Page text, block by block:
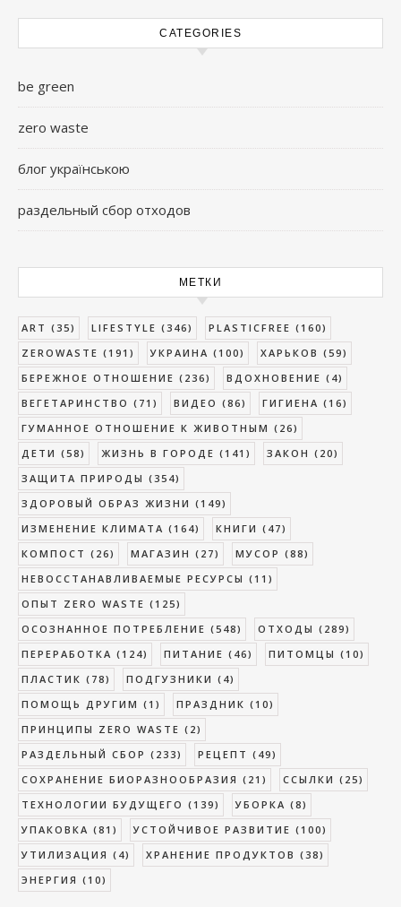
CATEGORIES
be green
zero waste
блог українською
раздельный сбор отходов
МЕТКИ
ART (35) LIFESTYLE (346) PLASTICFREE (160)
ZEROWASTE (191) УКРАИНА (100) ХАРЬКОВ (59)
БЕРЕЖНОЕ ОТНОШЕНИЕ (236) ВДОХНОВЕНИЕ (4)
ВЕГЕТАРИНСТВО (71) ВИДЕО (86) ГИГИЕНА (16)
ГУМАННОЕ ОТНОШЕНИЕ К ЖИВОТНЫМ (26)
ДЕТИ (58) ЖИЗНЬ В ГОРОДЕ (141) ЗАКОН (20)
ЗАЩИТА ПРИРОДЫ (354)
ЗДОРОВЫЙ ОБРАЗ ЖИЗНИ (149)
ИЗМЕНЕНИЕ КЛИМАТА (164) КНИГИ (47)
КОМПОСТ (26) МАГАЗИН (27) МУСОР (88)
НЕВОССТАНАВЛИВАЕМЫЕ РЕСУРСЫ (11)
ОПЫТ ZERO WASTE (125)
ОСОЗНАННОЕ ПОТРЕБЛЕНИЕ (548) ОТХОДЫ (289)
ПЕРЕРАБОТКА (124) ПИТАНИЕ (46) ПИТОМЦЫ (10)
ПЛАСТИК (78) ПОДГУЗНИКИ (4)
ПОМОЩЬ ДРУГИМ (1) ПРАЗДНИК (10)
ПРИНЦИПЫ ZERO WASTE (2)
РАЗДЕЛЬНЫЙ СБОР (233) РЕЦЕПТ (49)
СОХРАНЕНИЕ БИОРАЗНООБРАЗИЯ (21) ССЫЛКИ (25)
ТЕХНОЛОГИИ БУДУЩЕГО (139) УБОРКА (8)
УПАКОВКА (81) УСТОЙЧИВОЕ РАЗВИТИЕ (100)
УТИЛИЗАЦИЯ (4) ХРАНЕНИЕ ПРОДУКТОВ (38)
ЭНЕРГИЯ (10)